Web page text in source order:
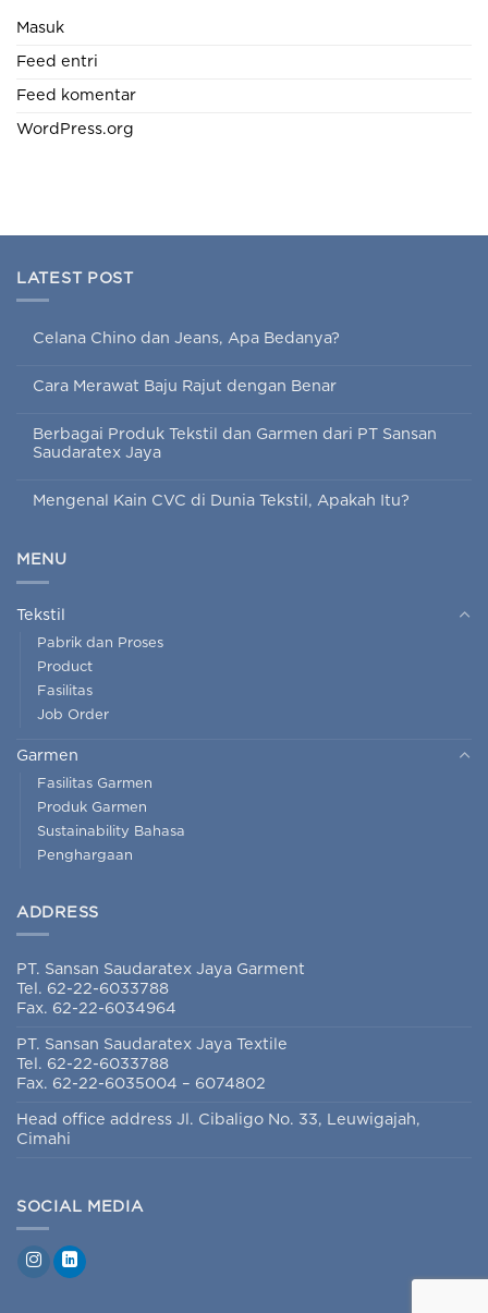
Masuk
Feed entri
Feed komentar
WordPress.org
LATEST POST
Celana Chino dan Jeans, Apa Bedanya?
Cara Merawat Baju Rajut dengan Benar
Berbagai Produk Tekstil dan Garmen dari PT Sansan
Saudaratex Jaya
Mengenal Kain CVC di Dunia Tekstil, Apakah Itu?
MENU
Tekstil
Pabrik dan Proses
Product
Fasilitas
Job Order
Garmen
Fasilitas Garmen
Produk Garmen
Sustainability Bahasa
Penghargaan
ADDRESS
PT. Sansan Saudaratex Jaya Garment
Tel. 62-22-6033788
Fax. 62-22-6034964
PT. Sansan Saudaratex Jaya Textile
Tel. 62-22-6033788
Fax. 62-22-6035004 – 6074802
Head office address Jl. Cibaligo No. 33, Leuwigajah,
Cimahi
SOCIAL MEDIA